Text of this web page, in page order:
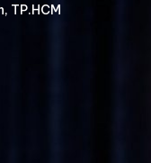
TP.HCM